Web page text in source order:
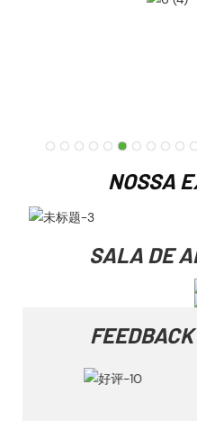
NOSSA
SALA DE